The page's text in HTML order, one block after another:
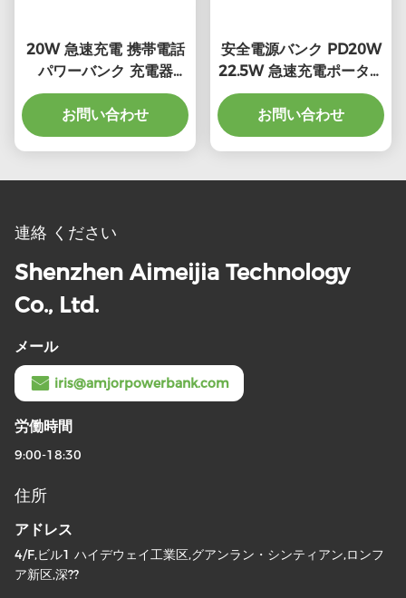
20W 急速充電 携帯電話
パワーバンク 充電器
10000mah 多色
お問い合わせ
安全電源バンク PD20W
22.5W 急速充電ポータブ
ル充電器
お問い合わせ
連絡 ください
Shenzhen Aimeijia Technology
Co., Ltd.
メール
iris@amjorpowerbank.com
労働時間
9:00-18:30
住所
アドレス
4/F,ビル1 ハイデウェイ工業区,グアンラン・シンティアン,ロンフ
ア新区,深??